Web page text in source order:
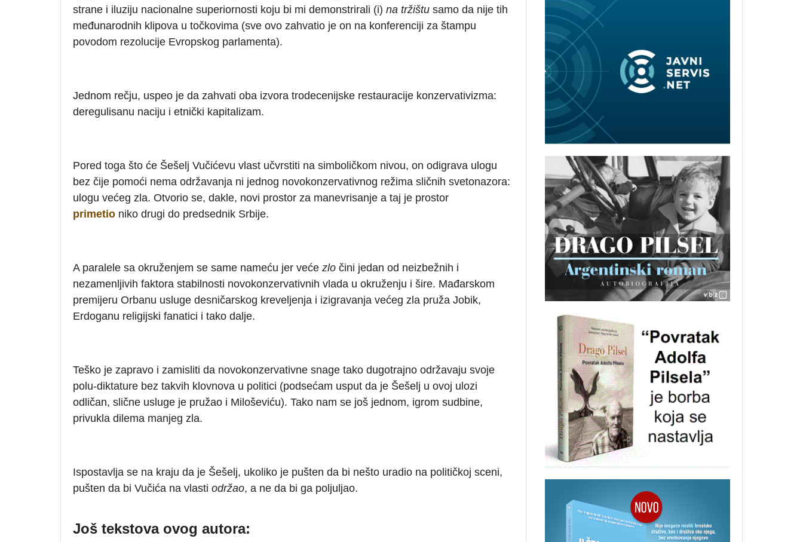
strane i iluziju nacionalne superiornosti koju bi mi demonstrirali (i) na tržištu samo da nije tih
međunarodnih klipova u točkovima (sve ovo zahvatio je on na konferenciji za štampu
povodom rezolucije Evropskog parlamenta).
Jednom rečju, uspeo je da zahvati oba izvora trodecenijske restauracije konzervativizma:
deregulisanu naciju i etnički kapitalizam.
Pored toga što će Šešelj Vučićevu vlast učvrstiti na simboličkom nivou, on odigrava ulogu
bez čije pomoći nema održavanja ni jednog novokonzervativnog režima sličnih svetonazora:
ulogu većeg zla. Otvorio se, dakle, novi prostor za manevrisanje a taj je prostor
primetio niko drugi do predsednik Srbije.
A paralele sa okruženjem se same nameću jer veće zlo čini jedan od neizbežnih i
nezamenljivih faktora stabilnosti novokonzervativnih vlada u okruženju i šire. Mađarskom
premijeru Orbanu usluge desničarskog kreveljenja i izigravanja većeg zla pruža Jobik,
Erdoganu religijski fanatici i tako dalje.
Teško je zapravo i zamisliti da novokonzervativne snage tako dugotrajno održavaju svoje
polu-diktature bez takvih klovnova u politici (podsećam usput da je Šešelj u ovoj ulozi
odličan, slične usluge je pružao i Miloševiću). Tako nam se još jednom, igrom sudbine,
privukla dilema manjeg zla.
Ispostavlja se na kraju da je Šešelj, ukoliko je pušten da bi nešto uradio na političkoj sceni,
pušten da bi Vučića na vlasti održao, a ne da bi ga poljuljao.
Još tekstova ovog autora: